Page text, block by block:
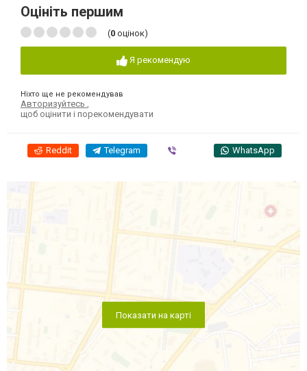
Оцініть першим
(0 оцінок)
Я рекомендую
Ніхто ще не рекомендував
Авторизуйтесь
щоб оцінити і порекомендувати
Reddit Telegram WhatsApp
Показати на карті